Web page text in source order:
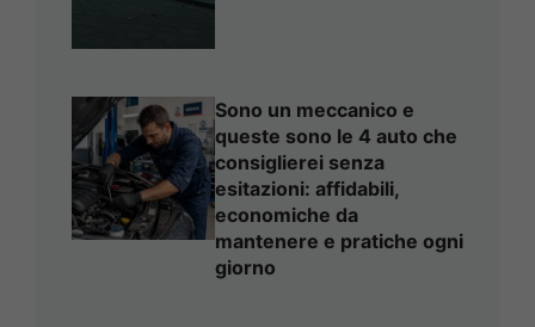
Sono un meccanico e
queste sono le 4 auto che
consiglierei senza
esitazioni: affidabili,
economiche da
mantenere e pratiche ogni
giorno